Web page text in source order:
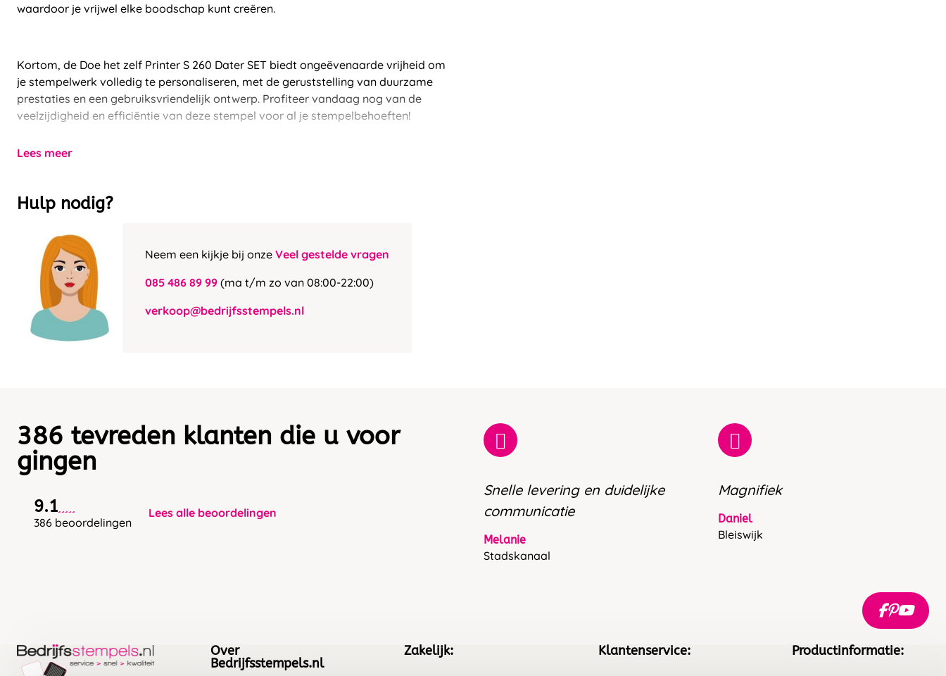
waardoor je vrijwel elke boodschap kunt creëren.
Kortom, de Doe het zelf Printer S 260 Dater SET biedt ongeëvenaarde vrijheid om
je stempelwerk volledig te personaliseren, met de geruststelling van duurzame
prestaties en een gebruiksvriendelijk ontwerp. Profiteer vandaag nog van de
veelzijdigheid en efficiëntie van deze stempel voor al je stempelbehoeften!
Lees meer
Hulp nodig?
Neem een kijkje bij onze Veel gestelde vragen
085 486 89 99 (ma t/m zo van 08:00-22:00)
verkoop@bedrijfsstempels.nl
386 tevreden klanten die u voor
gingen
9.1
386 beoordelingen
Lees alle beoordelingen
Snelle levering en duidelijke
communicatie
Melanie
Stadskanaal
Magnifiek
Daniel
Bleiswijk
Over
Bedrijfsstempels.nl
Zakelijk: Klantenservice: Productinformatie: